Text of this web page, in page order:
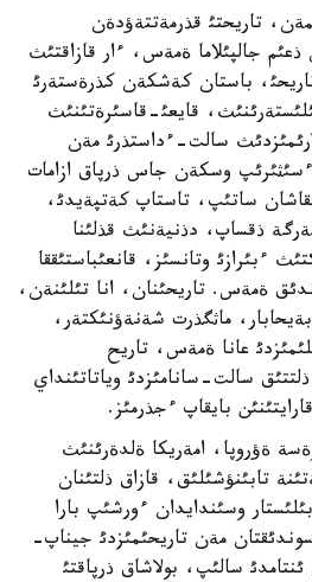
تاريحتئ قذرمةتتةؤدةن
جالپئلاما ةمةس، ءار قازاقتئث
باستان كةشكةن كذرةستةرئ
قايعئ-قاسئرةتئنئث
سالت-ءداستذرئ مةن
ءسئثئرئپ وسكةن جاس ذرپاق ازامات
ساتئپ، تاستاپ كةتپةيدئ،
ذقساپ، دذنيةنئث قذلئنا
ءبئرازئ وتانسئز، قانعئباستئققا
ةمةس. تاريحئنان، انا تئلئنةن،
ماثگذرت شةنةؤنئكتةر،
عانا ةمةس، تاريح
سالت-سانامئزدئ وياتاتئنداي
بايقاپ ءجذرمئز.
ةؤروپا، امةريكا ةلدةرئنئث
تابئنؤشئلئق، قازاق ذلتئنان
وسئندايدان ءورشئپ بارا
مةن تاريحئمئزدئ جيناپ-
سالئپ، بولاشاق ذرپاقتئ